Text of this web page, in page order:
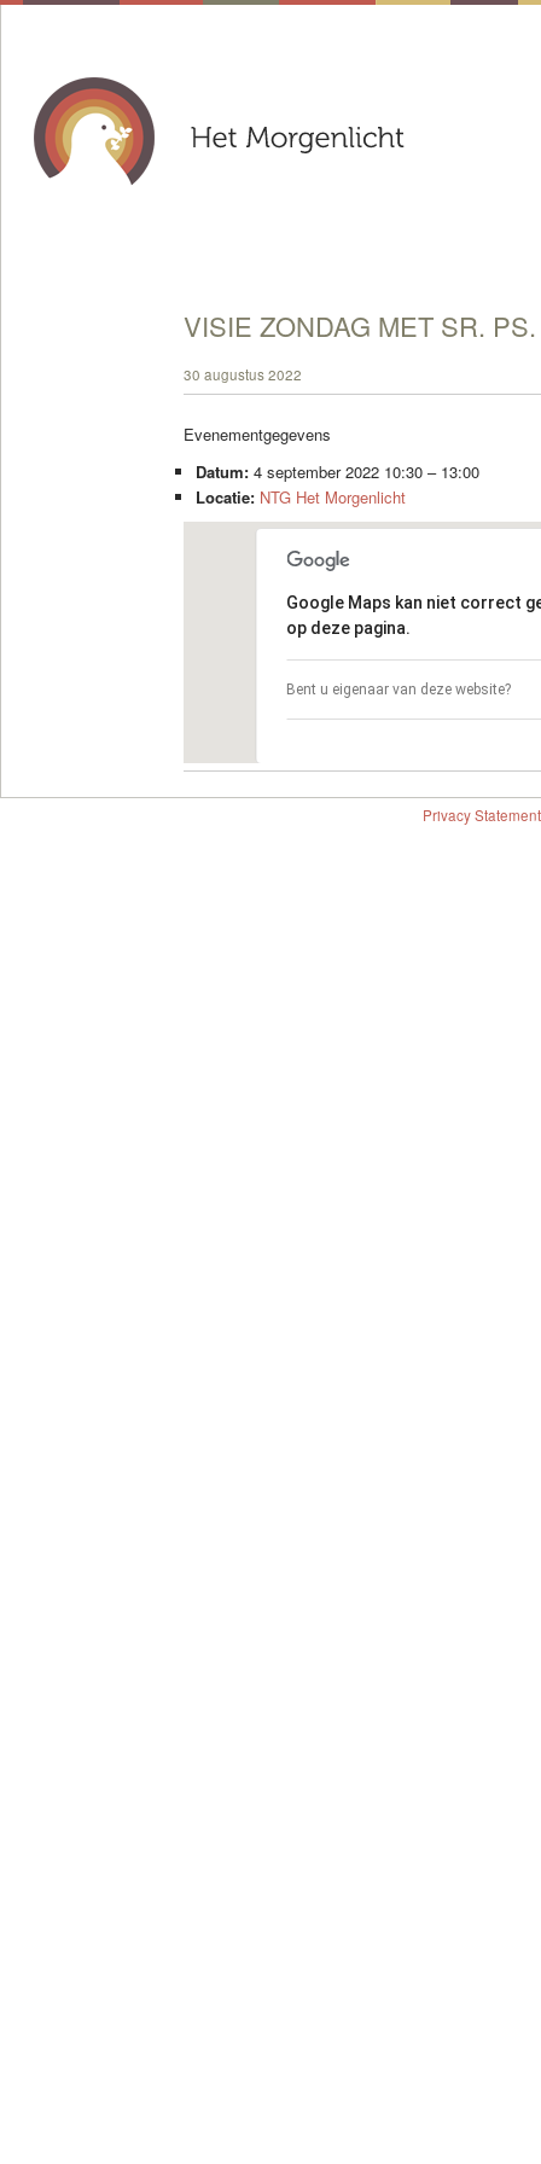
VISIE ZONDAG MET SR.
30 augustus 2022
Evenementgegevens
Datum: 4 september 2022 10:30– 13:00
Locatie: NTG Het Morgenlicht
Google Maps kan niet correct
op deze pagina.
Bent u eigenaar van deze website?
Privacy Statement